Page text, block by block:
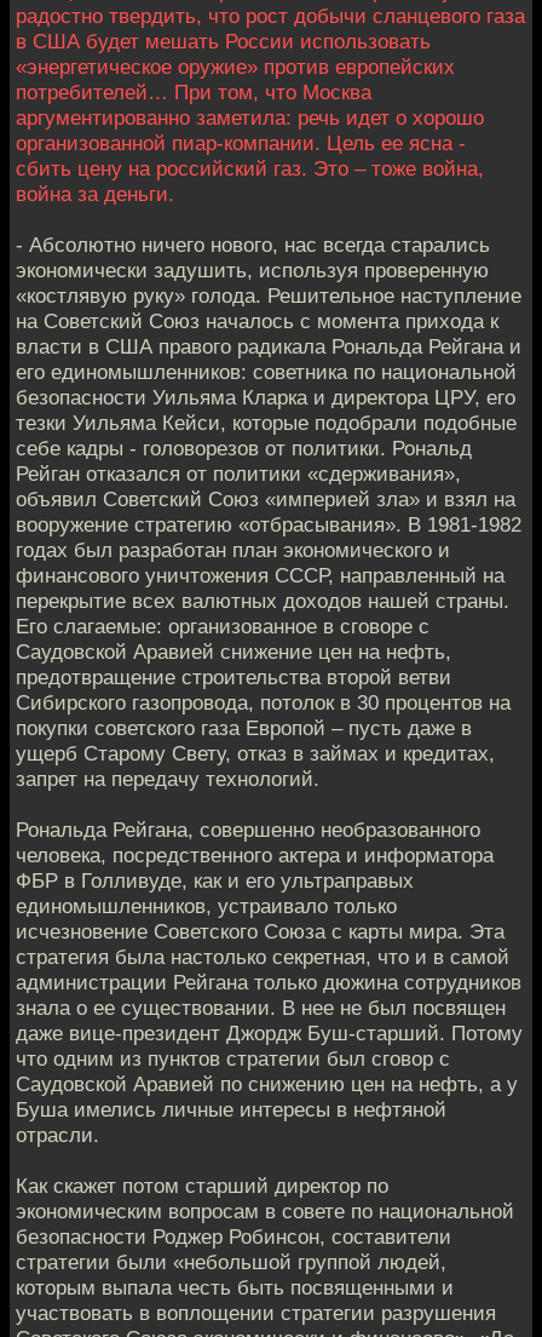
радостно твердить, что рост добычи сланцевого газа
в США будет мешать России использовать
«энергетическое оружие» против европейских
потребителей… При том, что Москва
аргументированно заметила: речь идет о хорошо
организованной пиар-компании. Цель ее ясна -
сбить цену на российский газ. Это – тоже война,
война за деньги.
- Абсолютно ничего нового, нас всегда старались
экономически задушить, используя проверенную
«костлявую руку» голода. Решительное наступление
на Советский Союз началось с момента прихода к
власти в США правого радикала Рональда Рейгана и
его единомышленников: советника по национальной
безопасности Уильяма Кларка и директора ЦРУ, его
тезки Уильяма Кейси, которые подобрали подобные
себе кадры - головорезов от политики. Рональд
Рейган отказался от политики «сдерживания»,
объявил Советский Союз «империей зла» и взял на
вооружение стратегию «отбрасывания». В 1981-1982
годах был разработан план экономического и
финансового уничтожения СССР, направленный на
перекрытие всех валютных доходов нашей страны.
Его слагаемые: организованное в сговоре с
Саудовской Аравией снижение цен на нефть,
предотвращение строительства второй ветви
Сибирского газопровода, потолок в 30 процентов на
покупки советского газа Европой – пусть даже в
ущерб Старому Свету, отказ в займах и кредитах,
запрет на передачу технологий.
Рональда Рейгана, совершенно необразованного
человека, посредственного актера и информатора
ФБР в Голливуде, как и его ультраправых
единомышленников, устраивало только
исчезновение Советского Союза с карты мира. Эта
стратегия была настолько секретная, что и в самой
администрации Рейгана только дюжина сотрудников
знала о ее существовании. В нее не был посвящен
даже вице-президент Джордж Буш-старший. Потому
что одним из пунктов стратегии был сговор с
Саудовской Аравией по снижению цен на нефть, а у
Буша имелись личные интересы в нефтяной
отрасли.
Как скажет потом старший директор по
экономическим вопросам в совете по национальной
безопасности Роджер Робинсон, составители
стратегии были «небольшой группой людей,
которым выпала честь быть посвященными и
участвовать в воплощении стратегии разрушения